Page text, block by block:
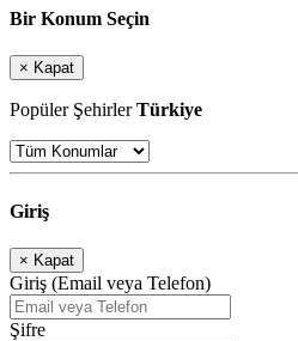
Bir Konum Seçin
× Kapat
Popüler ŞehirlerTürkiye
Giriş
× Kapat
Giriş (Email veya Telefon)
Şifre